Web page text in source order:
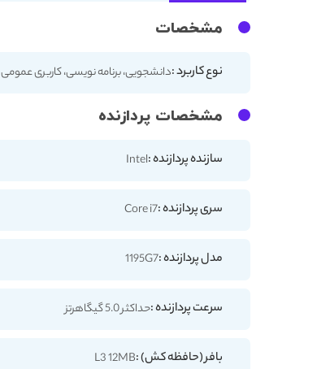
مشخصات
نوع کاربرد :دانشجویی، برنامه نویسی، کاربری عمومی
مشخصات پردازنده
سازنده پردازنده :Intel
سری پردازنده :Core i7
مدل پردازنده :1195G7
سرعت پردازنده :حداکثر 5.0 گیگاهرتز
بافر (حافظه کش) :L3 12MB